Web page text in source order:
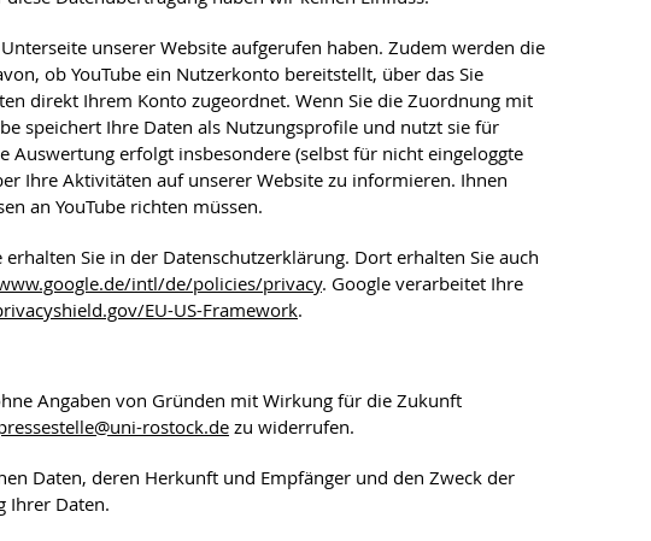
unserer Website aufgerufen haben. Zudem werden die
ob YouTube ein Nutzerkonto bereitstellt, über das Sie
direkt Ihrem Konto zugeordnet. Wenn Sie die Zuordnung mit
speichert Ihre Daten als Nutzungsprofile und nutzt sie für
Auswertung erfolgt insbesondere (selbst für nicht eingeloggte
Ihre Aktivitäten auf unserer Website zu informieren. Ihnen
an YouTube richten müssen.
Sie in der Datenschutzerklärung. Dort erhalten Sie auch
intl/de/policies/privacy. Google verarbeitet Ihre
EU-US-Framework.
Angaben von Gründen mit Wirkung für die Zukunft
@uni-rostock.de zu widerrufen.
Daten, deren Herkunft und Empfänger und den Zweck der
Ihrer Daten.